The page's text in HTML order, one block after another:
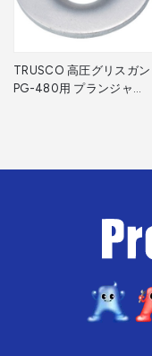
TRUSCO 高圧グリスガン
PG-480用 プランジャー